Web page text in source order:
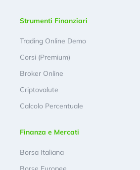
Strumenti Finanziari
Trading Online Demo
Corsi (Premium)
Broker Online
Criptovalute
Calcolo Percentuale
Finanza e Mercati
Borsa Italiana